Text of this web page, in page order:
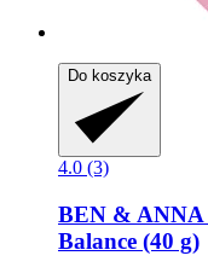
Do koszyka
4.0 (3)
BEN & ANNA
Balance (40 g)